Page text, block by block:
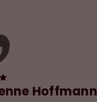
Hoffmann